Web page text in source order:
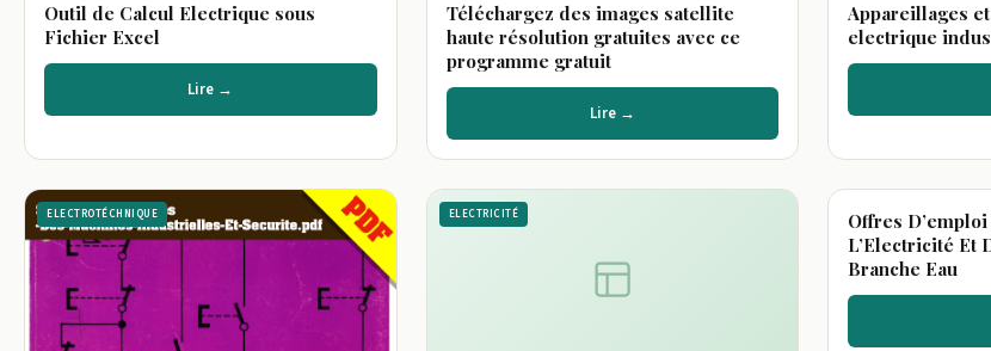
Outil de Calcul Electrique sous
Fichier Excel
Lire →
Téléchargez des images satellite
haute résolution gratuites avec ce
programme gratuit
Lire →
Appareillages
electrique
ELECTROTÉCHNIQUE ELECTRICITÉ AUTOMATISME
Offres
L’Electricité Et
Branche Eau